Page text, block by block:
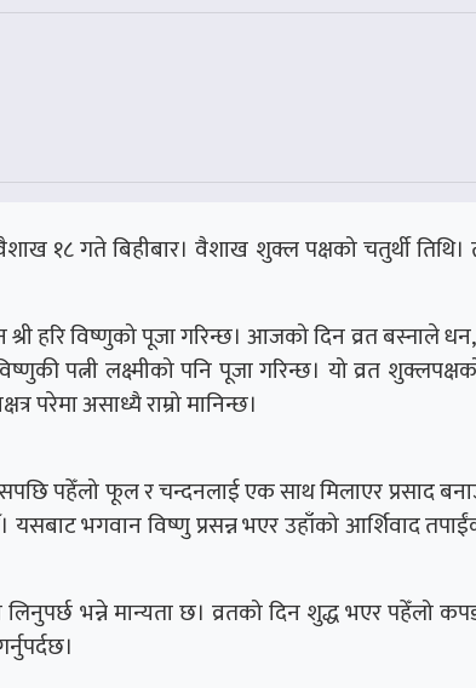
१८ गते बिहीबार। वैशाख शुक्ल पक्षको चतुर्थी तिथि।
हरि विष्णुको पूजा गरिन्छ। आजको दिन व्रत बस्नाले धन,
पत्नी लक्ष्मीको पनि पूजा गरिन्छ। यो व्रत
परेमा असाध्यै राम्रो मानिन्छ।
पहेँलो फूल र चन्दनलाई एक साथ मिलाएर प्रसाद
यसबाट भगवान विष्णु प्रसन्न भएर उहाँको आर्शिवाद
लिनुपर्छ भन्ने मान्यता छ। व्रतको दिन शुद्ध भएर पहेँलो